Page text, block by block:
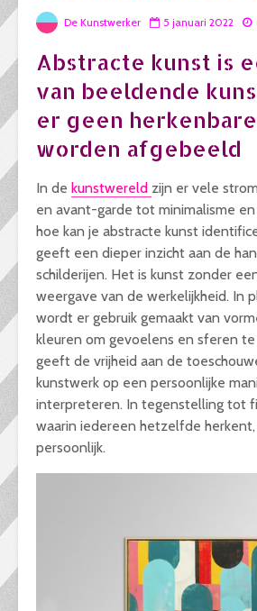
De Kunstwerker 5 januari 2022
Abstracte kunst is
van beeldende
er geen
worden afgebeeld
In de kunstwereld zijn er vele
en avant-garde tot minimalisme
hoe kan je abstracte kunst
geeft een dieper inzicht aan de
schilderijen. Het is kunst zonder
weergave van de werkelijkheid. In
wordt er gebruik gemaakt van
kleuren om gevoelens en sferen
geeft de vrijheid aan de
kunstwerk op een persoonlijke
interpreteren. In tegenstelling tot
waarin iedereen hetzelfde
persoonlijk.